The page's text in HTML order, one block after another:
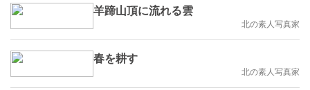
羊蹄山頂に流れる雲
北の素人写真家
春を耕す
北の素人写真家